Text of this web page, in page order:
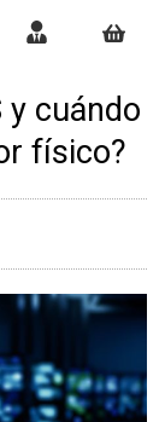
y cuándo
físico?